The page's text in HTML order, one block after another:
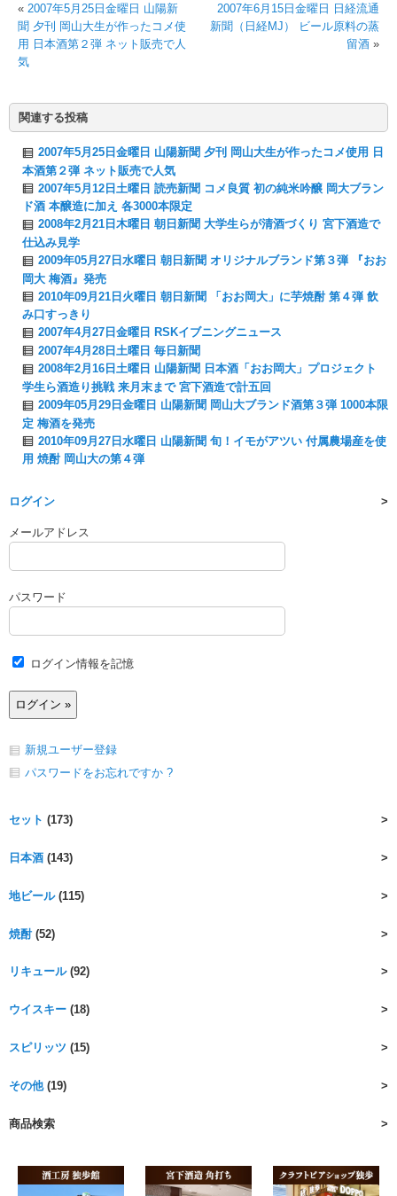
« 2007年5月25日金曜日 山陽新
聞 夕刊 岡山大生が作ったコメ使
用 日本酒第２弾 ネット販売で人
気
2007年6月15日金曜日 日経流通
新聞（日経MJ） ビール原料の蒸
留酒 »
関連する投稿
2007年5月25日金曜日 山陽新聞 夕刊 岡山大生が作ったコメ使用 日
本酒第２弾 ネット販売で人気
2007年5月12日土曜日 読売新聞 コメ良質 初の純米吟醸 岡大ブラン
ド酒 本醸造に加え 各3000本限定
2008年2月21日木曜日 朝日新聞 大学生らが清酒づくり 宮下酒造で
仕込み見学
2009年05月27日水曜日 朝日新聞 オリジナルブランド第３弾 『おお
岡大 梅酒』発売
2010年09月21日火曜日 朝日新聞 「おお岡大」に芋焼酎 第４弾 飲
み口すっきり
2007年4月27日金曜日 RSKイブニングニュース
2007年4月28日土曜日 毎日新聞
2008年2月16日土曜日 山陽新聞 日本酒「おお岡大」プロジェクト
学生ら酒造り挑戦 来月末まで 宮下酒造で計五回
2009年05月29日金曜日 山陽新聞 岡山大ブランド酒第３弾 1000本限
定 梅酒を発売
2010年09月27日水曜日 山陽新聞 旬！イモがアツい 付属農場産を使
用 焼酎 岡山大の第４弾
ログイン
メールアドレス
パスワード
ログイン情報を記憶
新規ユーザー登録
パスワードをお忘れですか ?
セット (173)
日本酒 (143)
地ビール(115)
焼酎(52)
リキュール(92)
ウイスキー (18)
スピリッツ (15)
その他(19)
商品検索